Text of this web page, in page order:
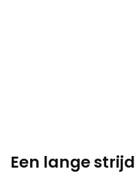
Een lange strijd